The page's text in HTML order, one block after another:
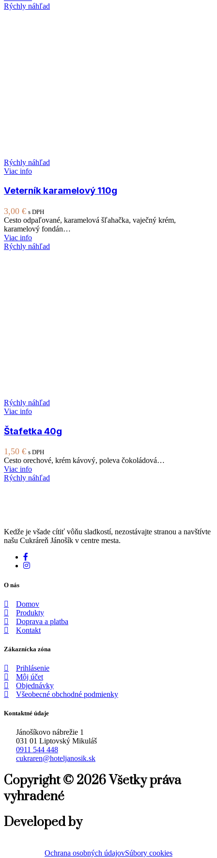
Rýchly náhľad
Rýchly náhľad
Viac info
Veterník karamelový 110g
3,00 € s DPH
Cesto odpaľované, karamelová šľahačka, vaječný krém,
karamelový fondán…
Viac info
Rýchly náhľad
Rýchly náhľad
Viac info
Štafetka 40g
1,50 € s DPH
Cesto orechové, krém kávový, poleva čokoládová…
Viac info
Rýchly náhľad
Kedže je všade cítiť vôňu sladkostí, nezostávajte stranou a navštívte
našu Cukráreň Jánošík v centre mesta.
O nás
Domov
Produkty
Doprava a platba
Kontakt
Zákaznícka zóna
Prihlásenie
Môj účet
Objednávky
Všeobecné obchodné podmienky
Kontaktné údaje
Jánošíkovo nábrežie 1
031 01 Liptovský Mikuláš
0911 544 448
cukraren@hoteljanosik.sk
Copyright © 2026 Všetky práva
vyhradené
Developed by
Ochrana osobných údajovSúbory cookies